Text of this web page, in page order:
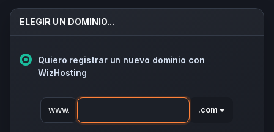
ELEGIR UN DOMINIO...
Quiero registrar un nuevo dominio con
WizHosting
www. .com